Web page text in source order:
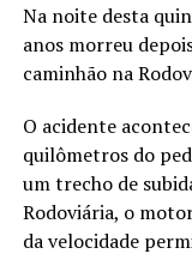
Na noite desta
anos morreu
caminhão na
O acidente
quilômetros do
um trecho de
Rodoviária, o
da velocidade